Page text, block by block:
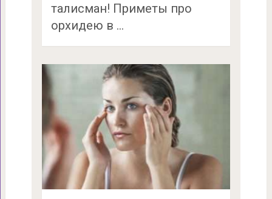
талисман! Приметы про
орхидею в …